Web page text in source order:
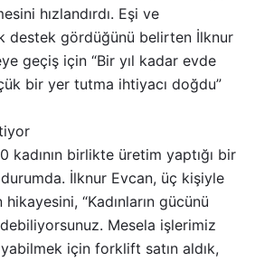
hızlandırdı. Eşi ve
destek gördüğünü belirten İlknur
geçiş için “Bir yıl kadar evde
bir yer tutma ihtiyacı doğdu”
kadının birlikte üretim yaptığı bir
İlknur Evcan, üç kişiyle
“Kadınların gücünü
Mesela işlerimiz
için forklift satın aldık,